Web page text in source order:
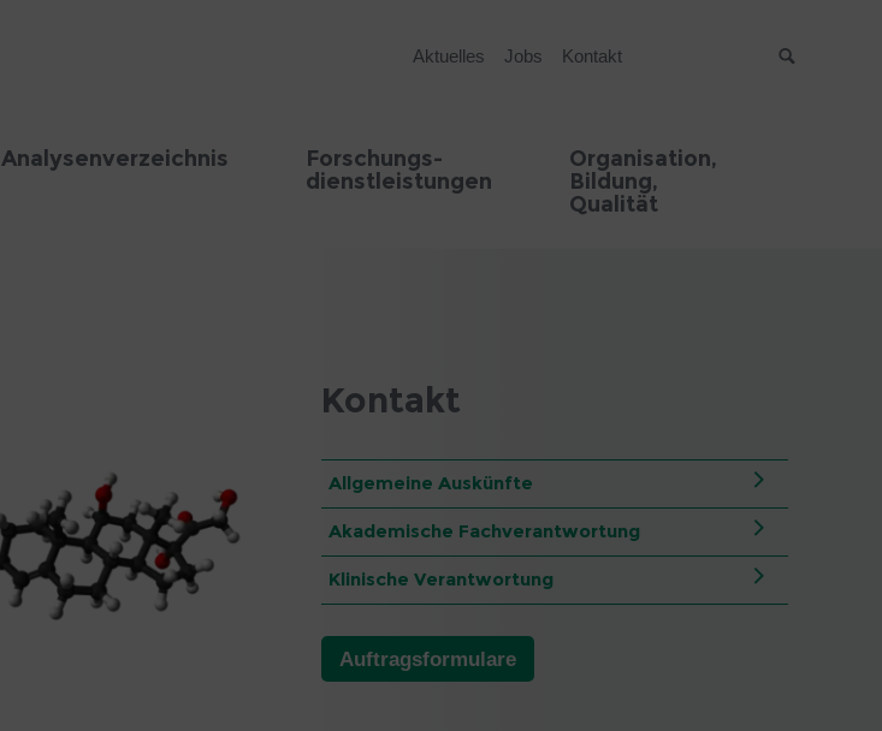
Aktuelles Jobs Kontakt
Analysenverzeichnis
Forschungs-
dienstleistungen
Organisation,
Bildung,
Qualität
Kontakt
Allgemeine Auskünfte
Akademische Fachverantwortung
Klinische Verantwortung
Auftragsformulare